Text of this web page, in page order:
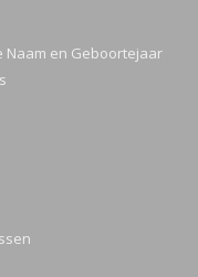
Naam en Geboortejaar